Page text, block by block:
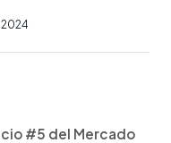
#5 del Mercado